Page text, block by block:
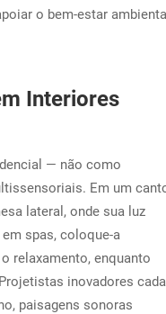
o bem-estar ambiental
Interiores
— não como
Em um
lateral, onde sua luz
spas, coloque-a
relaxamento, enquanto
inovadores cada
paisagens sonoras